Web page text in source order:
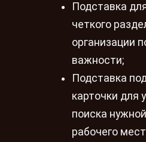
Подставка
четкого
организации
важности;
Подставка
карточки для
поиска
рабочего